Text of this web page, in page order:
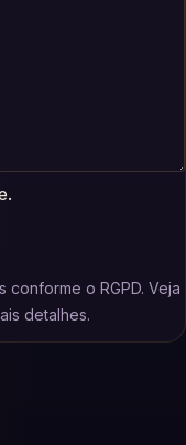
conforme o RGPD. Veja
detalhes.